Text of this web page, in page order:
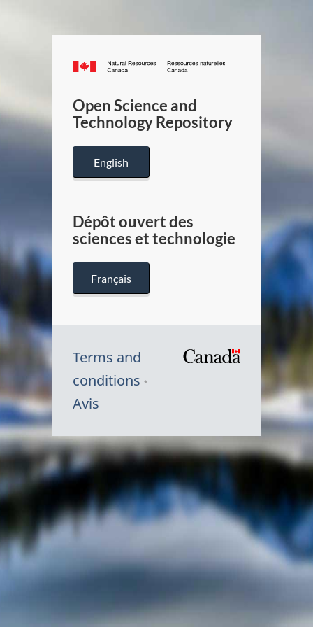
Canada.ca
/
Canada
Open Science and
Technology Repository
English
Dépôt ouvert des
sciences et technologie
Français
Terms and
conditions
Avis
Symbole
du
Canada